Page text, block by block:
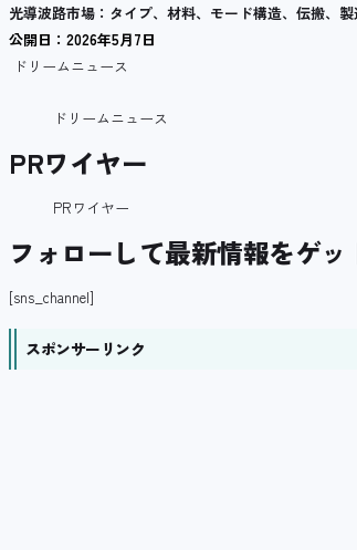
光導波路市場：タイプ、材料、モード構造、伝搬、
公開日：2026年5月7日
ドリームニュース
ドリームニュース
PRワイヤー
PRワイヤー
フォローして最新情報をゲッ
[sns_channel]
スポンサーリンク